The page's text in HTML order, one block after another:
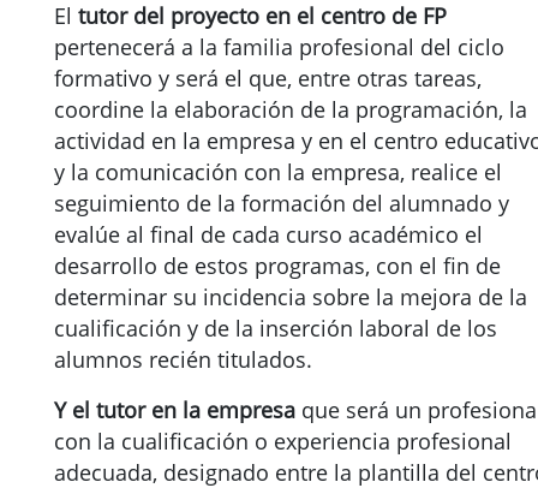
El tutor del proyecto en el centro de FP
pertenecerá a la familia profesional del ciclo
formativo y será el que, entre otras tareas,
coordine la elaboración de la programación, la
actividad en la empresa y en el centro
y la comunicación con la empresa, realice el
seguimiento de la formación del alumnado y
evalúe al final de cada curso académico el
desarrollo de estos programas, con el fin de
determinar su incidencia sobre la mejora de la
cualificación y de la inserción laboral de los
alumnos recién titulados.
Y el tutor en la empresa que será un
con la cualificación o experiencia profesional
adecuada, designado entre la plantilla del